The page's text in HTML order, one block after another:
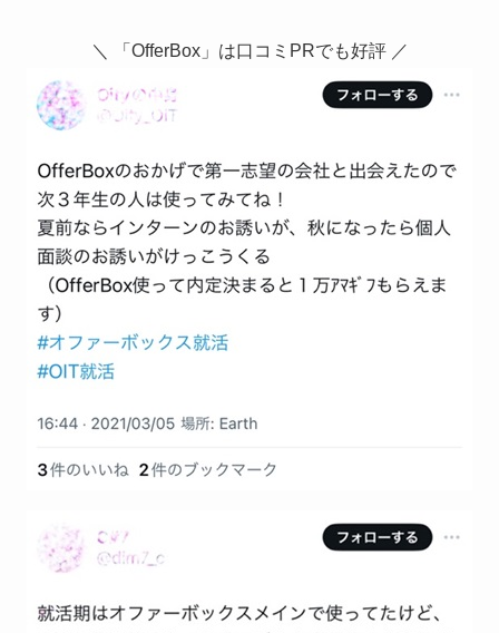
＼ 「OfferBox」は口コミPRでも好評 ／